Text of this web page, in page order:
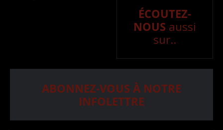
ÉCOUTEZ-
NOUS aussi
sur..
ABONNEZ-VOUS À NOTRE
INFOLETTRE